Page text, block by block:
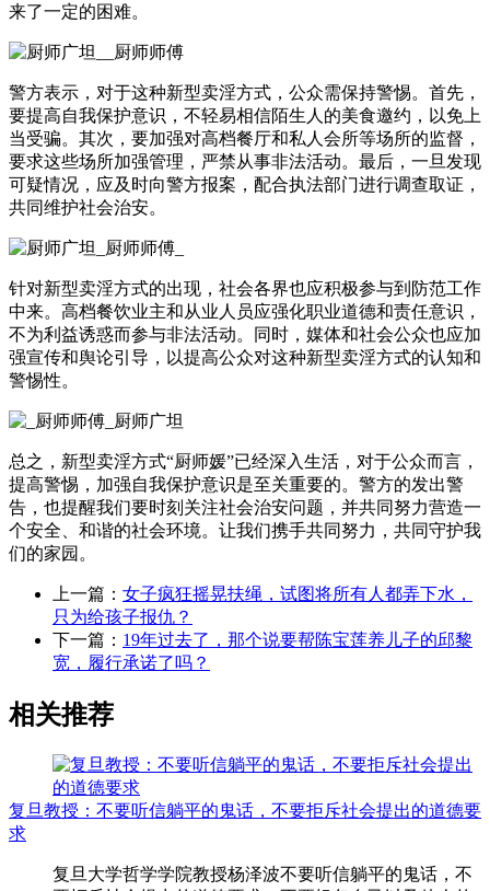
来了一定的困难。
警方表示，对于这种新型卖淫方式，公众需保持警惕。首先，
要提高自我保护意识，不轻易相信陌生人的美食邀约，以免上
当受骗。其次，要加强对高档餐厅和私人会所等场所的监督，
要求这些场所加强管理，严禁从事非法活动。最后，一旦发现
可疑情况，应及时向警方报案，配合执法部门进行调查取证，
共同维护社会治安。
针对新型卖淫方式的出现，社会各界也应积极参与到防范工作
中来。高档餐饮业主和从业人员应强化职业道德和责任意识，
不为利益诱惑而参与非法活动。同时，媒体和社会公众也应加
强宣传和舆论引导，以提高公众对这种新型卖淫方式的认知和
警惕性。
总之，新型卖淫方式“厨师媛”已经深入生活，对于公众而言，
提高警惕，加强自我保护意识是至关重要的。警方的发出警
告，也提醒我们要时刻关注社会治安问题，并共同努力营造一
个安全、和谐的社会环境。让我们携手共同努力，共同守护我
们的家园。
上一篇： 女子疯狂摇晃扶绳，试图将所有人都弄下水，
只为给孩子报仇？
下一篇： 19年过去了，那个说要帮陈宝莲养儿子的邱黎
宽，履行承诺了吗？
相关推荐
复旦教授：不要听信躺平的鬼话，不要拒斥社会提出的道德要
求
复旦大学哲学学院教授杨泽波不要听信躺平的鬼话，不